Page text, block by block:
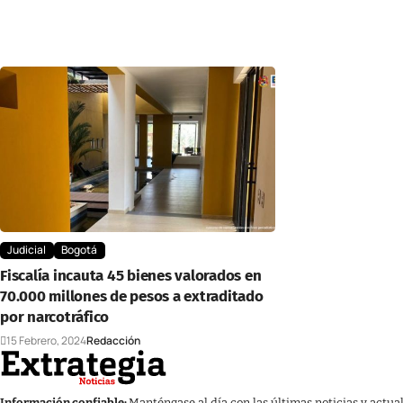
Judicial Bogotá
Fiscalía incauta 45 bienes valorados en
70.000 millones de pesos a extraditado
por narcotráfico
15 Febrero, 2024Redacción